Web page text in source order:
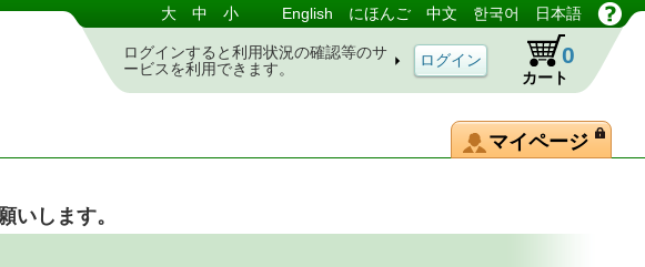
大 中 小 English にほんご 中文 한국어 日本語
ログインすると利用状況の確認等のサ
ービスを利用できます。
カート
0
マイページ
いします。